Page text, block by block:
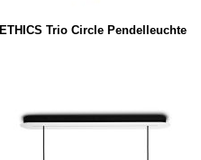
ETHICS Trio Circle Pendelleuchte